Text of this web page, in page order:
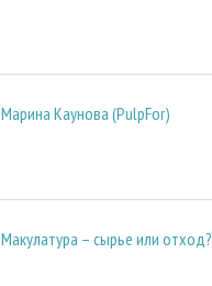
Марина Каунова (PulpFor)
Макулатура – сырье или отход?